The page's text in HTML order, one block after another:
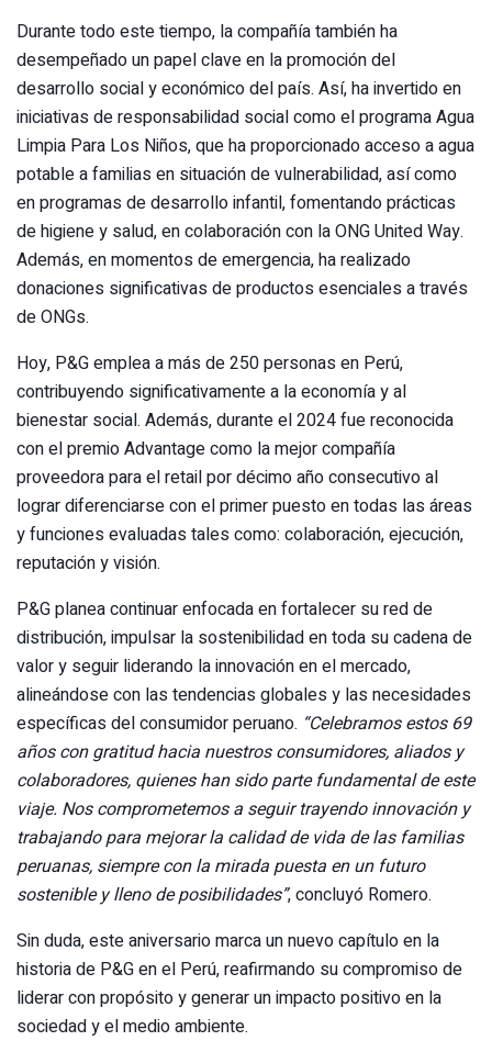
Durante todo este tiempo, la compañía también ha
desempeñado un papel clave en la promoción del
desarrollo social y económico del país. Así, ha invertido en
iniciativas de responsabilidad social como el programa Agua
Limpia Para Los Niños, que ha proporcionado acceso a agua
potable a familias en situación de vulnerabilidad, así como
en programas de desarrollo infantil, fomentando prácticas
de higiene y salud, en colaboración con la ONG United Way.
Además, en momentos de emergencia, ha realizado
donaciones significativas de productos esenciales a través
de ONGs.
Hoy, P&G emplea a más de 250 personas en Perú,
contribuyendo significativamente a la economía y al
bienestar social. Además, durante el 2024 fue reconocida
con el premio Advantage como la mejor compañía
proveedora para el retail por décimo año consecutivo al
lograr diferenciarse con el primer puesto en todas las áreas
y funciones evaluadas tales como: colaboración, ejecución,
reputación y visión.
P&G planea continuar enfocada en fortalecer su red de
distribución, impulsar la sostenibilidad en toda su cadena de
valor y seguir liderando la innovación en el mercado,
alineándose con las tendencias globales y las necesidades
específicas del consumidor peruano. “Celebramos estos 69
años con gratitud hacia nuestros consumidores, aliados y
colaboradores, quienes han sido parte fundamental de este
viaje. Nos comprometemos a seguir trayendo innovación y
trabajando para mejorar la calidad de vida de las familias
peruanas, siempre con la mirada puesta en un futuro
sostenible y lleno de posibilidades”, concluyó Romero.
Sin duda, este aniversario marca un nuevo capítulo en la
historia de P&G en el Perú, reafirmando su compromiso de
liderar con propósito y generar un impacto positivo en la
sociedad y el medio ambiente.